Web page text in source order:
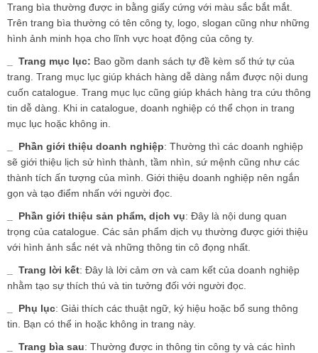
Trang bìa thường được in bằng giấy cứng với màu sắc bắt mắt.
Trên trang bìa thường có tên công ty, logo, slogan cũng như những
hình ảnh minh họa cho lĩnh vực hoạt động của công ty.
Trang mục lục: Bao gồm danh sách tự đề kèm số thứ tự của
trang. Trang mục lục giúp khách hàng dễ dàng nắm được nội dung
cuốn catalogue. Trang mục lục cũng giúp khách hàng tra cứu thông
tin dễ dàng. Khi in catalogue, doanh nghiệp có thể chọn in trang
mục lục hoặc không in.
Phần giới thiệu doanh nghiệp: Thường thì các doanh nghiệp
sẽ giới thiệu lịch sử hình thành, tầm nhìn, sứ mệnh cũng như các
thành tích ấn tượng của mình. Giới thiệu doanh nghiệp nên ngắn
gọn và tạo điểm nhấn với người đọc.
Phần giới thiệu sản phẩm, dịch vụ: Đây là nội dung quan
trọng của catalogue. Các sản phẩm dịch vụ thường được giới thiệu
với hình ảnh sắc nét và những thông tin cô đọng nhất.
Trang lời kết: Đây là lời cảm ơn và cam kết của doanh nghiệp
nhằm tạo sự thích thú và tin tưởng đối với người đọc.
Phụ lục: Giải thích các thuật ngữ, ký hiệu hoặc bổ sung thông
tin. Bạn có thể in hoặc không in trang này.
Trang bìa sau: Thường được in thông tin công ty và các hình